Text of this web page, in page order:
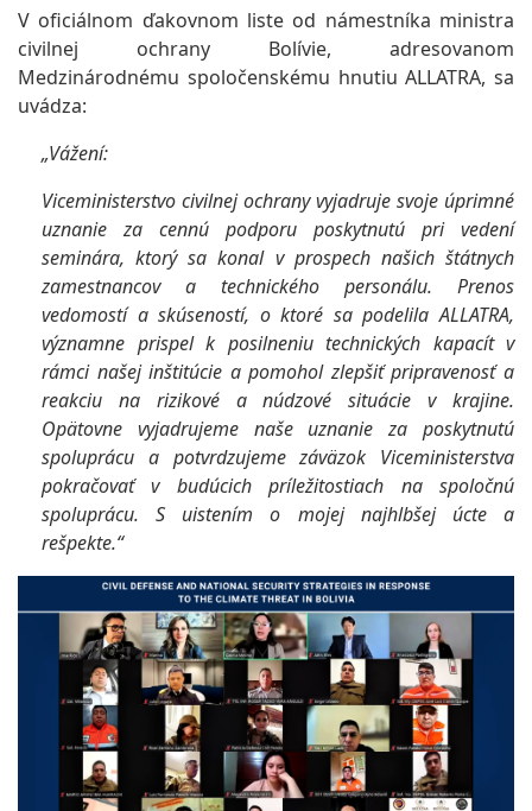
V oficiálnom ďakovnom liste od námestníka ministra
civilnej ochrany Bolívie, adresovanom
Medzinárodnému spoločenskému hnutiu ALLATRA, sa
uvádza:
„Vážení:
Viceministerstvo civilnej ochrany vyjadruje svoje úprimné
uznanie za cennú podporu poskytnutú pri vedení
seminára, ktorý sa konal v prospech našich štátnych
zamestnancov a technického personálu. Prenos
vedomostí a skúseností, o ktoré sa podelila ALLATRA,
významne prispel k posilneniu technických kapacít v
rámci našej inštitúcie a pomohol zlepšiť pripravenosť a
reakciu na rizikové a núdzové situácie v krajine.
Opätovne vyjadrujeme naše uznanie za poskytnutú
spoluprácu a potvrdzujeme záväzok Viceministerstva
pokračovať v budúcich príležitostiach na spoločnú
spoluprácu. S uistením o mojej najhlbšej úcte a
rešpekte.“